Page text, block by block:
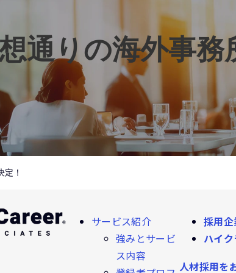
通りの海外事務
！
サービス紹介
強みとサービ
ス内容
採用
ハイ
人材採用を